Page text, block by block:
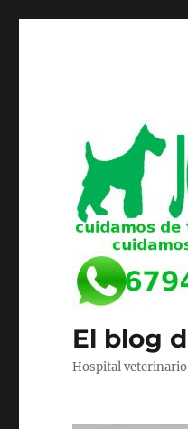
El blog
Hospital